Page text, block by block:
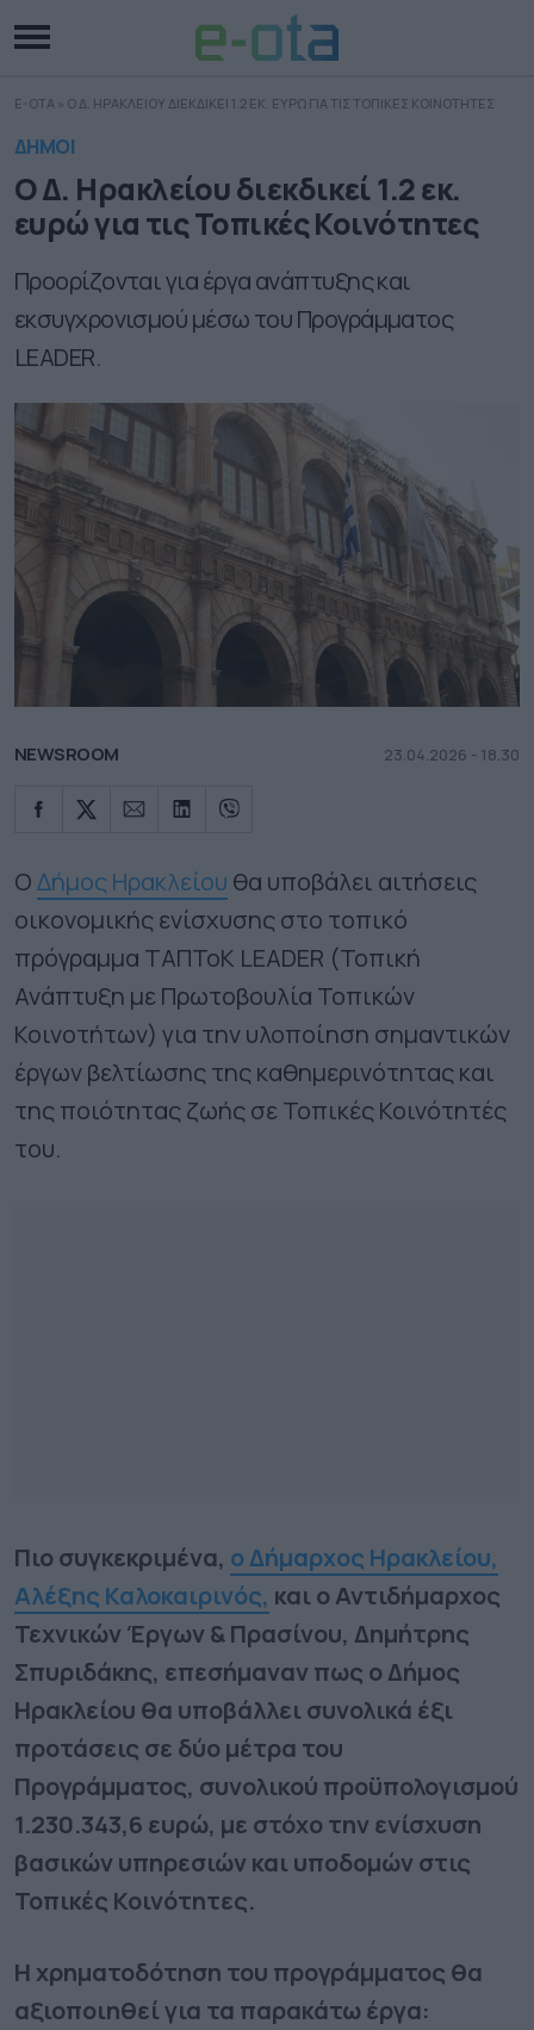
E-OTA » O Δ. ΗΡΑΚΛΕΙΟΥ ΔΙΕΚΔΙΚΕΙ 1.2 ΕΚ. ΕΥΡΩ ΓΙΑ ΤΙΣ ΤΟΠΙΚΕΣ ΚΟΙΝΟΤΗΤΕΣ
ΔΗΜΟΙ
O Δ. Ηρακλείου διεκδικεί 1.2 εκ.
ευρώ για τις Τοπικές Κοινότητες
Προορίζονται για έργα ανάπτυξης και
εκσυγχρονισμού μέσω του Προγράμματος
LEADER.
NEWSROOM 23.04.2026 - 18.30
ΟΔήμος Ηρακλείου θα υποβάλει αιτήσεις
οικονομικής ενίσχυσης στο τοπικό
πρόγραμμα ΤΑΠΤοΚ LEADER (Τοπική
Ανάπτυξη με Πρωτοβουλία Τοπικών
Κοινοτήτων) για την υλοποίηση σημαντικών
έργων βελτίωσης της καθημερινότητας και
της ποιότητας ζωής σε Τοπικές Κοινότητές
του.
Πιο συγκεκριμένα, ο Δήμαρχος Ηρακλείου,
Αλέξης Καλοκαιρινός, και ο Αντιδήμαρχος
Τεχνικών Έργων & Πρασίνου, Δημήτρης
Σπυριδάκης, επεσήμαναν πως ο Δήμος
Ηρακλείου θα υποβάλλει συνολικά έξι
προτάσεις σε δύο μέτρα του
Προγράμματος, συνολικού προϋπολογισμού
1.230.343,6 ευρώ, με στόχο την ενίσχυση
βασικών υπηρεσιών και υποδομών στις
Τοπικές Κοινότητες.
Η χρηματοδότηση του προγράμματος θα
αξιοποιηθεί για τα παρακάτω έργα: